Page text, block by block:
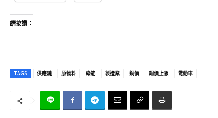
請按讚：
TAGS 供應鏈 原物料 綠能 製造業 銅價 銅價上漲 電動車